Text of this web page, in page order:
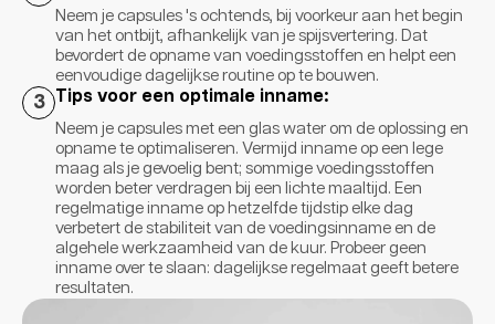
Neem je capsules 's ochtends, bij voorkeur aan het begin
van het ontbijt, afhankelijk van je spijsvertering. Dat
bevordert de opname van voedingsstoffen en helpt een
eenvoudige dagelijkse routine op te bouwen.
3 Tips voor een optimale inname:
Neem je capsules met een glas water om de oplossing en
opname te optimaliseren. Vermijd inname op een lege
maag als je gevoelig bent; sommige voedingsstoffen
worden beter verdragen bij een lichte maaltijd. Een
regelmatige inname op hetzelfde tijdstip elke dag
verbetert de stabiliteit van de voedingsinname en de
algehele werkzaamheid van de kuur. Probeer geen
inname over te slaan: dagelijkse regelmaat geeft betere
resultaten.